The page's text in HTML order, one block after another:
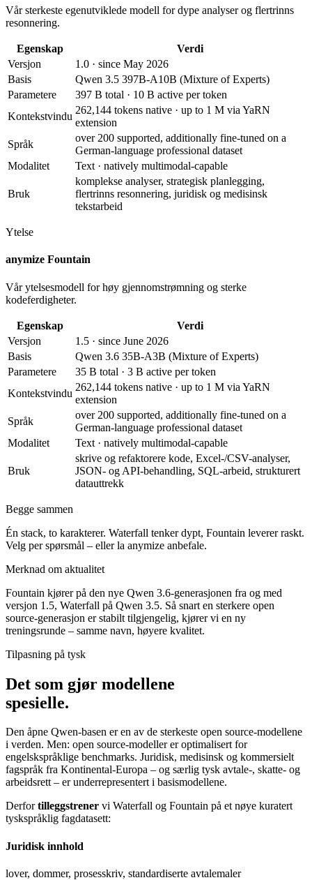
Vår sterkeste egenutviklede modell for dype analyser og flertrinns
resonnering.
Egenskap
Verdi
Versjon
1.0 · since May 2026
Basis
Qwen 3.5 397B-A10B (Mixture of Experts)
Parametere
397 B total · 10 B active per token
Kontekstvindu
262,144 tokens native · up to 1 M via YaRN
extension
Språk
over 200 supported, additionally fine-tuned on a
German-language professional dataset
Modalitet
Text · natively multimodal-capable
Bruk
komplekse analyser, strategisk planlegging,
flertrinns resonnering, juridisk og medisinsk
tekstarbeid
Ytelse
anymize Fountain
Vår ytelsesmodell for høy gjennomstrømning og sterke
kodeferdigheter.
Egenskap
Verdi
Versjon
1.5 · since June 2026
Basis
Qwen 3.6 35B-A3B (Mixture of Experts)
Parametere
35 B total · 3 B active per token
Kontekstvindu
262,144 tokens native · up to 1 M via YaRN
extension
Språk
over 200 supported, additionally fine-tuned on a
German-language professional dataset
Modalitet
Text · natively multimodal-capable
Bruk
skrive og refaktorere kode, Excel-/CSV-analyser,
JSON- og API-behandling, SQL-arbeid, strukturert
datauttrekk
Begge sammen
Én stack, to karakterer. Waterfall tenker dypt, Fountain leverer raskt.
Velg per spørsmål – eller la anymize anbefale.
Merknad om aktualitet
Fountain kjører på den nye Qwen 3.6-generasjonen fra og med
versjon 1.5, Waterfall på Qwen 3.5. Så snart en sterkere open
source-generasjon er stabilt tilgjengelig, kjører vi en ny
treningsrunde – samme navn, høyere kvalitet.
Tilpasning på tysk
Det som gjør modellene
spesielle.
Den åpne Qwen-basen er en av de sterkeste open source-modellene
i verden. Men: open source-modeller er optimalisert for
engelskspråklige benchmarks. Juridisk, medisinsk og kommersielt
fagspråk fra Kontinental-Europa – og særlig tysk avtale-, skatte- og
arbeidsrett – er underrepresentert i basismodellene.
Derfortilleggstrener vi Waterfall og Fountain på et nøye kuratert
tyskspråklig fagdatasett:
Juridisk innhold
lover, dommer, prosesskriv, standardiserte avtalemaler